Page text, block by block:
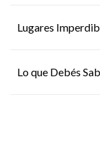
Lugares
Lo que Debés